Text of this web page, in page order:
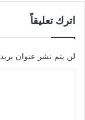
اترك تعليقاً
لن يتم نشر عنوان